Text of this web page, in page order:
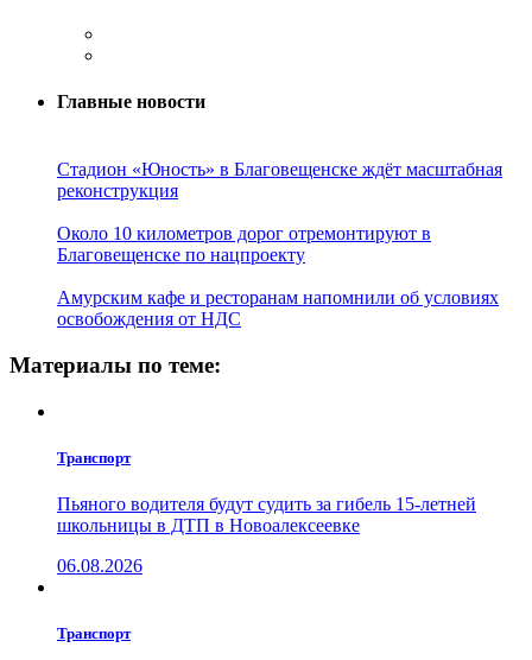
Главные новости
Стадион «Юность» в Благовещенске ждёт масштабная
реконструкция
Около 10 километров дорог отремонтируют в
Благовещенске по нацпроекту
Амурским кафе и ресторанам напомнили об условиях
освобождения от НДС
Материалы по теме:
Транспорт
Пьяного водителя будут судить за гибель 15-летней
школьницы в ДТП в Новоалексеевке
06.08.2026
Транспорт